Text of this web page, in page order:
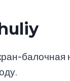
балочная